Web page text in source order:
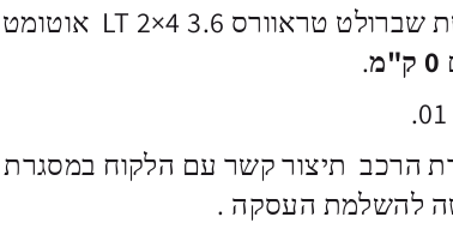
השובר מקנה זכות לרכישת שברולט טראוורס 3.6 LT 2×4 אוטומט
.
הרכב תיצור קשר עם הלקוח במסגרת